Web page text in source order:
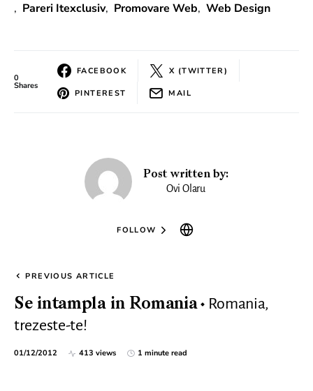
, Pareri Itexclusiv, Promovare Web, Web Design
0
Shares
FACEBOOK X (TWITTER)
PINTEREST MAIL
Post written by:
Ovi Olaru
FOLLOW
PREVIOUS ARTICLE
Se intampla in Romania
Romania,
trezeste-te!
01/12/2012 413 views 1 minute read